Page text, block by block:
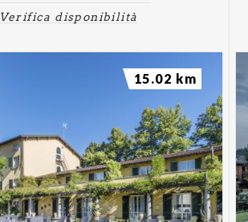
Verifica disponibilità
15.02 km